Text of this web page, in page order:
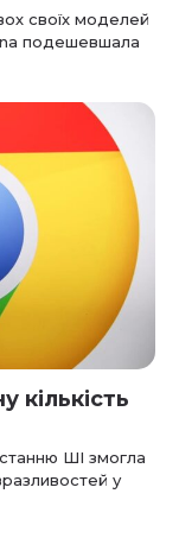
своїх моделей
подешевшала
кількість
ШІ змогла
у